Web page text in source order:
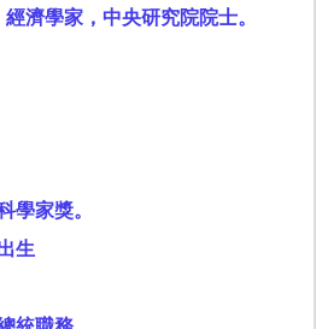
濟學家，中央研究院院士。
學家獎。
生